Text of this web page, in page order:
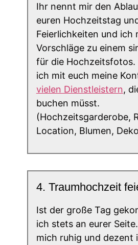
Ihr nennt mir den
euren Hochzeitstag
Feierlichkeiten und ich
Vorschläge zu einem
für die Hochzeitsfotos.
ich mit euch meine
vielen Dienstleistern,
buchen müsst.
(Hochzeitsgarderobe,
Location, Blumen,
4. Traumhochzeit
Ist der große Tag
ich stets an eurer
mich ruhig und dezent